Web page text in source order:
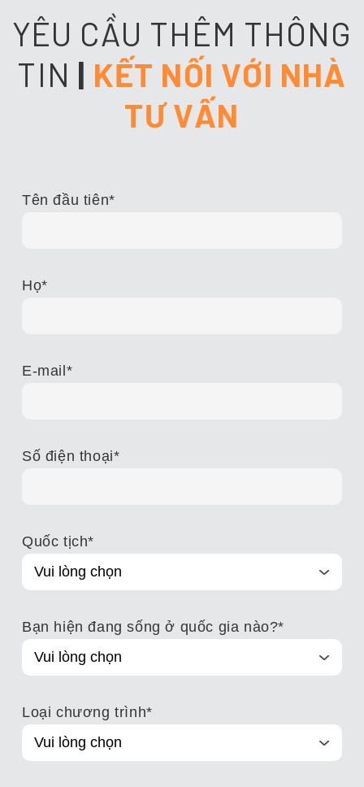
YÊU CẦU THÊM THÔNG
TIN | KẾT NỐI VỚI NHÀ
TƯ VẤN
Tên đầu tiên*
Họ*
E-mail*
Số điện thoại*
Quốc tịch*
Bạn hiện đang sống ở quốc gia nào?*
Loại chương trình*